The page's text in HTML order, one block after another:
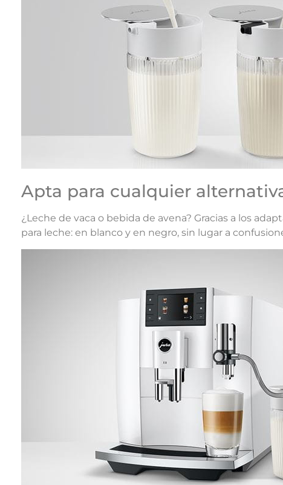
Apta para cualquier
¿Leche de vaca o bebida de avena? Gracias a los
para leche: en blanco y en negro, sin lugar a